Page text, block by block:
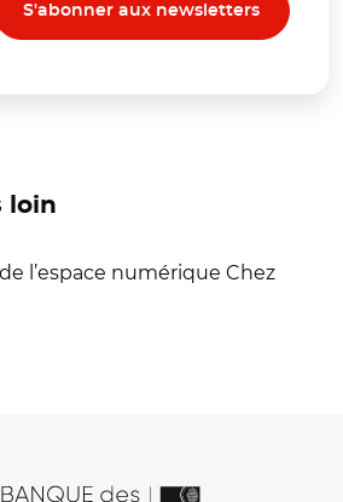
S'abonner aux newsletters
loin
l’espace numérique Chez